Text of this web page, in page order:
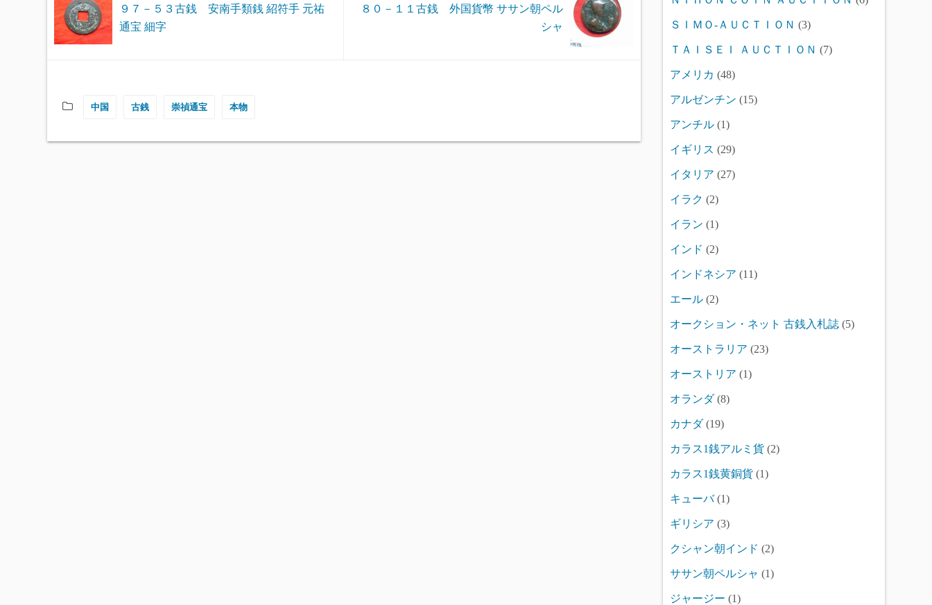
９７－５３古銭 安南手類銭 紹符手 元祐
通宝 細字
８０－１１古銭 外国貨幣 ササン朝ペル
シャ
中国 古銭 崇禎通宝 本物
ＳＩＭＯ-ＡＵＣＴＩＯＮ (3)
ＴＡＩＳＥＩ ＡＵＣＴＩＯＮ (7)
アメリカ (48)
アルゼンチン (15)
アンチル (1)
イギリス (29)
イタリア (27)
イラク (2)
イラン (1)
インド (2)
インドネシア (11)
エール (2)
オークション・ネット 古銭入札誌 (5)
オーストラリア (23)
オーストリア (1)
オランダ(8)
カナダ(19)
カラス1銭アルミ貨 (2)
カラス1銭黄銅貨 (1)
キューバ(1)
ギリシア (3)
クシャン朝インド (2)
ササン朝ペルシャ (1)
ジャージー (1)